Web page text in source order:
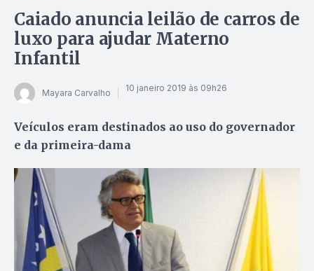
Caiado anuncia leilão de carros de
luxo para ajudar Materno
Infantil
Mayara Carvalho 10 janeiro 2019 às 09h26
Veículos eram destinados ao uso do governador
e da primeira-dama